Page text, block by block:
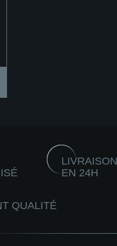
LIVRAISON
EN 24H
QUALITÉ